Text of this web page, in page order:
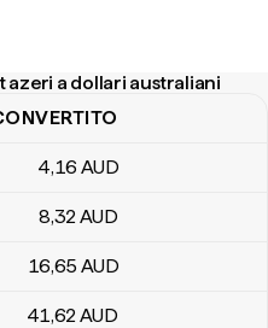
azeri a dollari australiani
a dollari australiani
4,16 AUD
8,32AUD
16,65 AUD
41,62AUD